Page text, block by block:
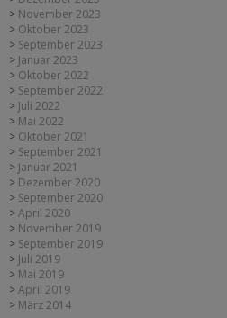
November 2023
Oktober 2023
September 2023
Januar 2023
Oktober 2022
September 2022
Juli 2022
Mai 2022
Oktober 2021
September 2021
Januar 2021
Dezember 2020
September 2020
April 2020
November 2019
September 2019
Juli 2019
Mai 2019
April 2019
März 2014